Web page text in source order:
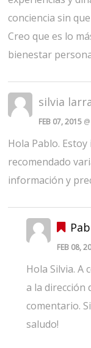
conciencia sin
Creo que es lo
bienestar
silvia
FEB 07, 2015
Hola Pablo.
recomendado
información y
FEB 08,
Hola Silvia.
a la dirección
comentario.
saludo!